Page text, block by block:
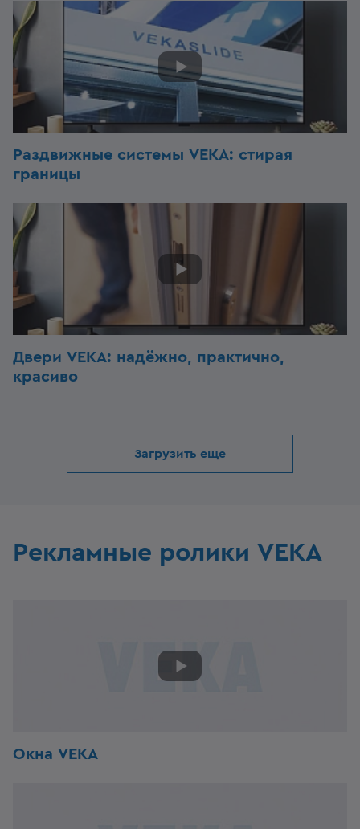
Раздвижные системы VEKA: стирая
границы
Двери VEKA: надёжно, практично,
красиво
Загрузить еще
Рекламные ролики VEKA
Окна VEKA